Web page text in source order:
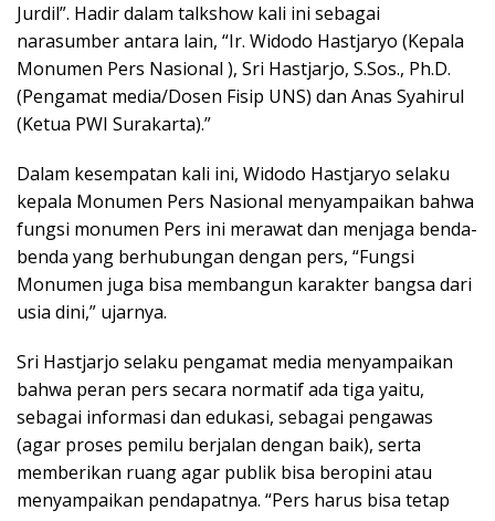
Jurdil”. Hadir dalam talkshow kali ini sebagai
narasumber antara lain, “Ir. Widodo Hastjaryo (Kepala
Monumen Pers Nasional ), Sri Hastjarjo, S.Sos., Ph.D.
(Pengamat media/Dosen Fisip UNS) dan Anas Syahirul
(Ketua PWI Surakarta).”
Dalam kesempatan kali ini, Widodo Hastjaryo selaku
kepala Monumen Pers Nasional menyampaikan bahwa
fungsi monumen Pers ini merawat dan menjaga benda-
benda yang berhubungan dengan pers, “Fungsi
Monumen juga bisa membangun karakter bangsa dari
usia dini,” ujarnya.
Sri Hastjarjo selaku pengamat media menyampaikan
bahwa peran pers secara normatif ada tiga yaitu,
sebagai informasi dan edukasi, sebagai pengawas
(agar proses pemilu berjalan dengan baik), serta
memberikan ruang agar publik bisa beropini atau
menyampaikan pendapatnya. “Pers harus bisa tetap